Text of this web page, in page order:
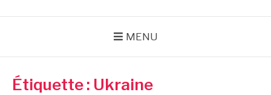
MENU
Étiquette : Ukraine